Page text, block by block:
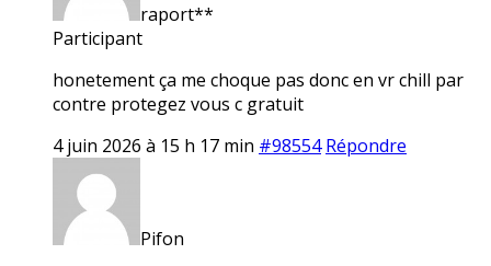
raport**
Participant
honetement ça me choque pas donc en vr chill par
contre protegez vous c gratuit
4 juin 2026 à 15 h 17 min #98554 Répondre
Pifon